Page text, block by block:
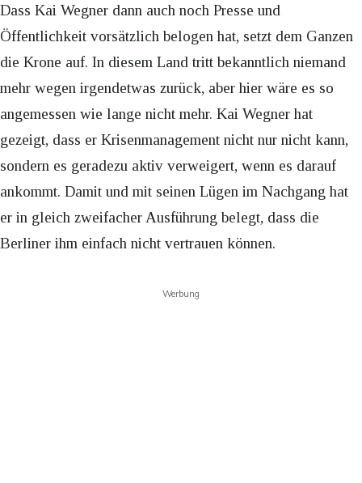
Dass Kai Wegner dann auch noch Presse und
Öffentlichkeit vorsätzlich belogen hat, setzt dem Ganzen
die Krone auf. In diesem Land tritt bekanntlich niemand
mehr wegen irgendetwas zurück, aber hier wäre es so
angemessen wie lange nicht mehr. Kai Wegner hat
gezeigt, dass er Krisenmanagement nicht nur nicht kann,
sondern es geradezu aktiv verweigert, wenn es darauf
ankommt. Damit und mit seinen Lügen im Nachgang hat
er in gleich zweifacher Ausführung belegt, dass die
Berliner ihm einfach nicht vertrauen können.
Werbung